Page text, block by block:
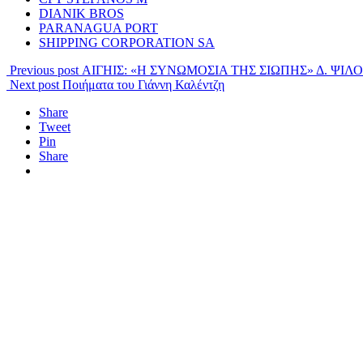
DIANIK BROS
PARANAGUA PORT
SHIPPING CORPORATION SA
Previous post ΑΙΓΗΙΣ: «Η ΣΥΝΩΜΟΣΙΑ ΤΗΣ ΣΙΩΠΗΣ» Δ.
Next post Ποιήματα του Γιάννη Καλέντζη
Share
Tweet
Pin
Share